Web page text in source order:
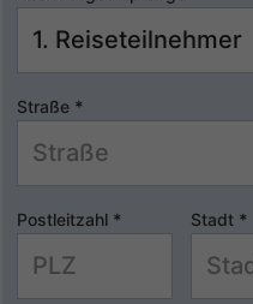
Straße *
Postleitzahl * Stadt *